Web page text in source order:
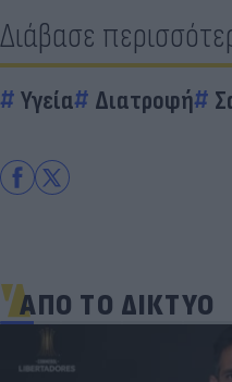
Διάβασε
Υγεία Διατροφή
ΑΠΟ ΤΟ ΔΙΚΤΥΟ